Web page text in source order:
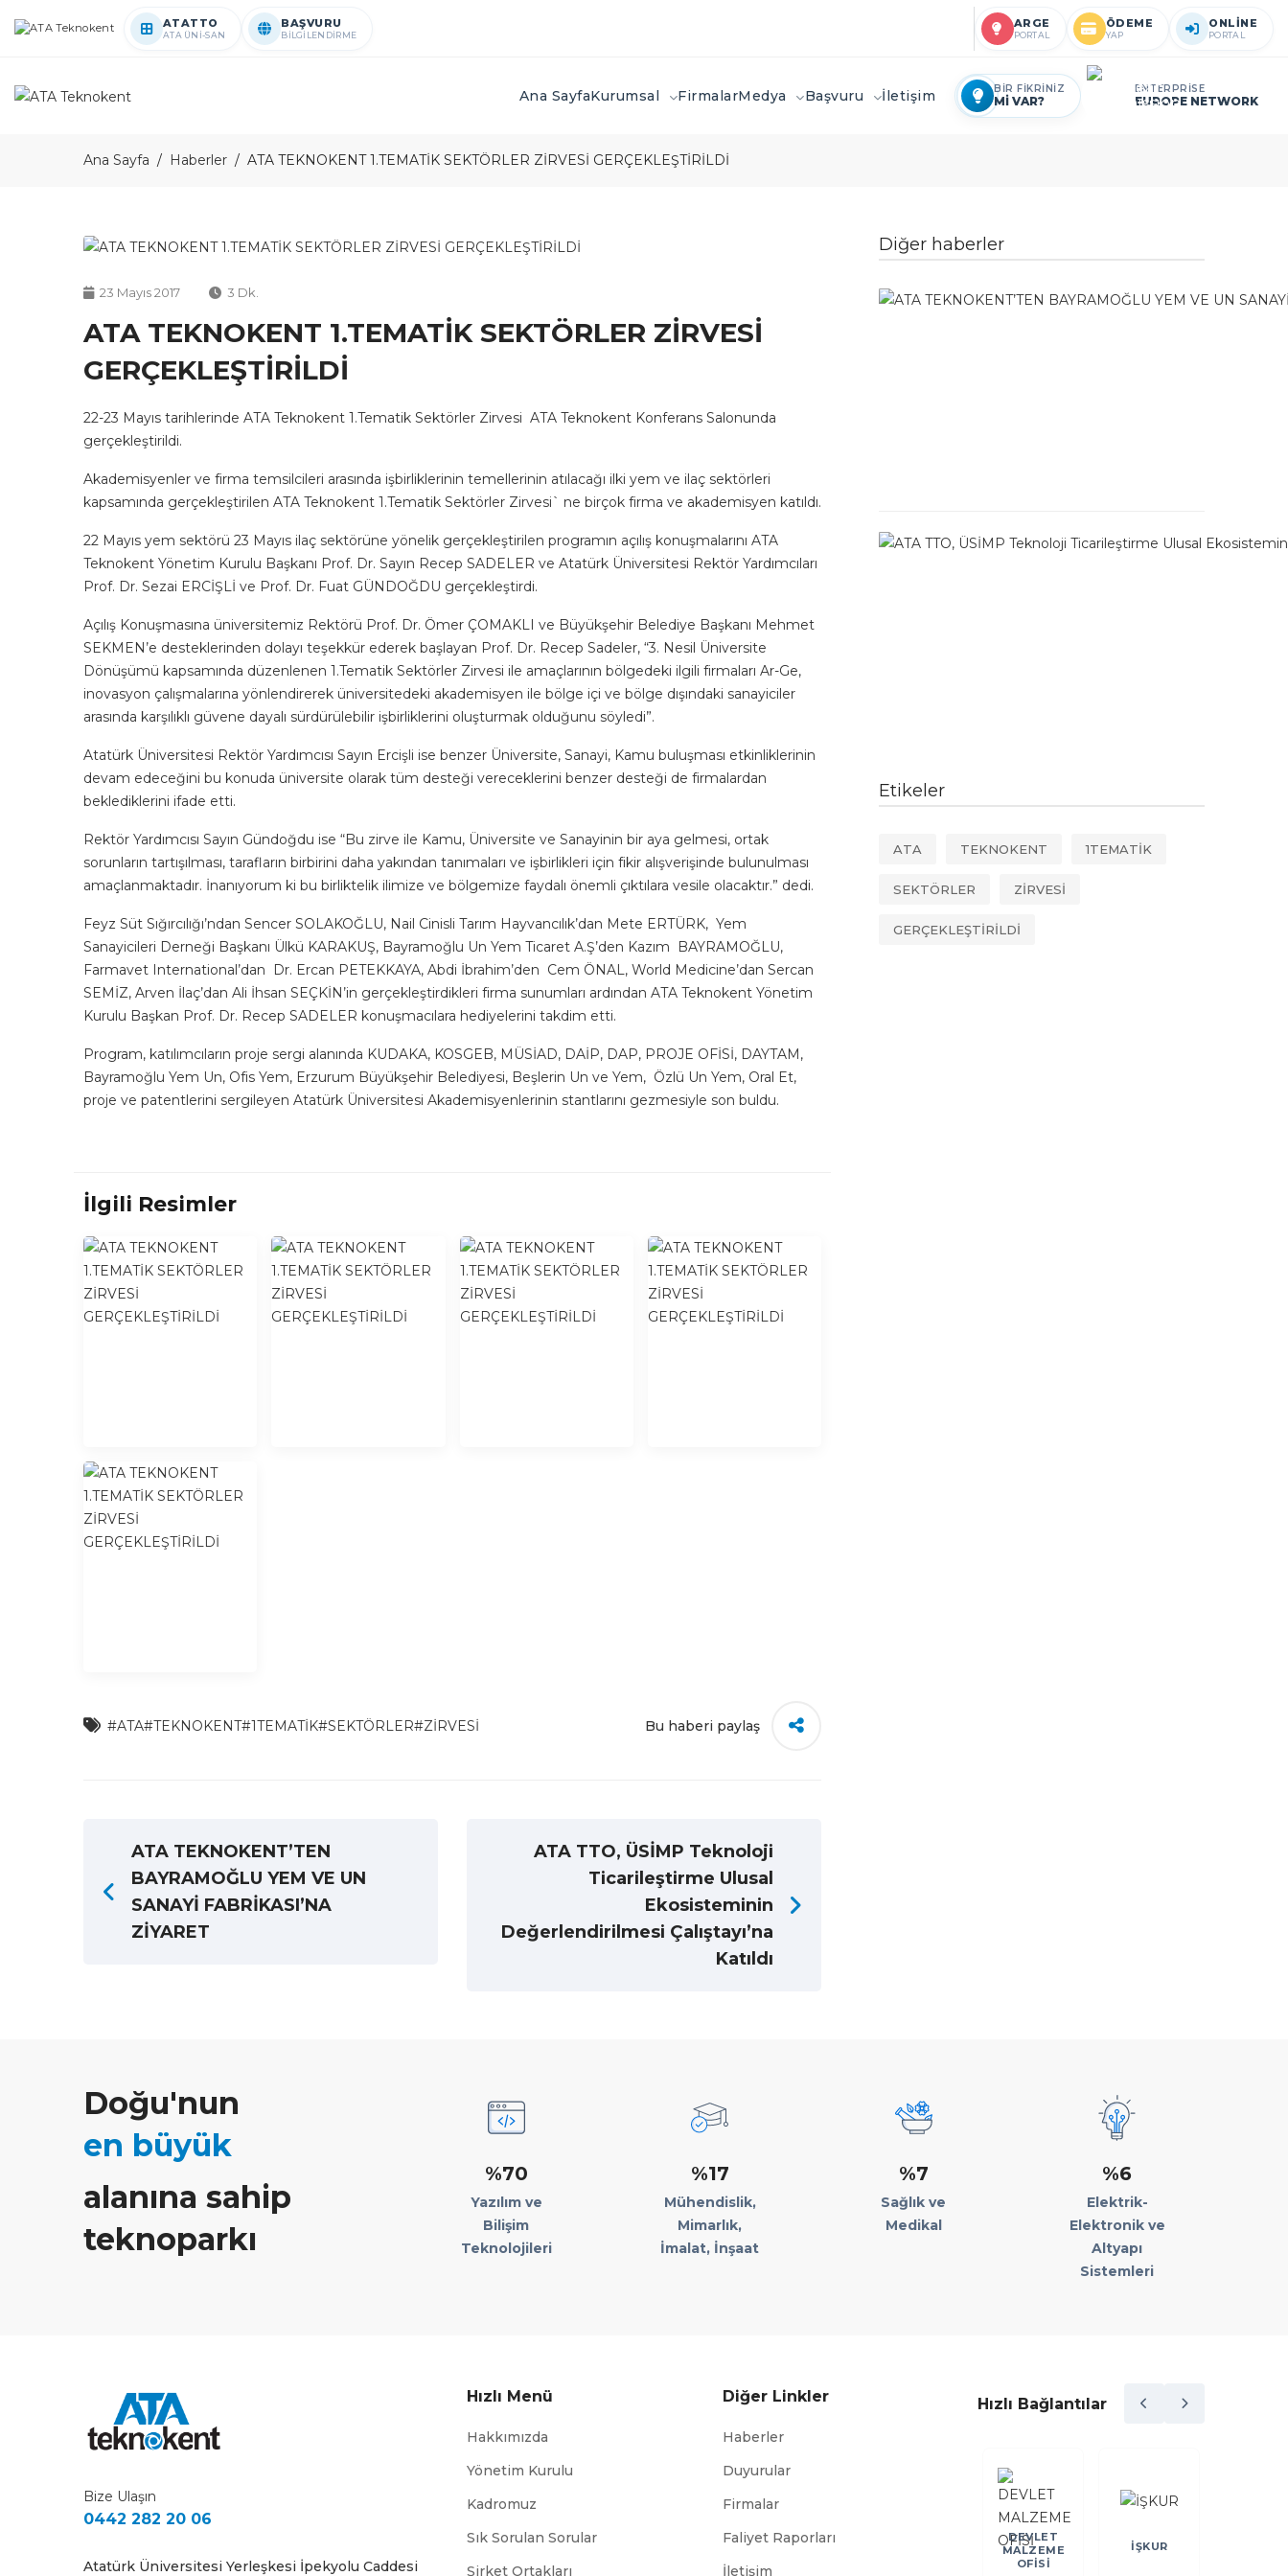
ATATTO
ATA ÜNİ-SAN
BAŞVURU
BİLGİLENDİRME
ARGE
PORTAL
ÖDEME
YAP
ONLİNE
PORTAL
Ana SayfaKurumsal FirmalarMedya Başvuru İletişim BİR FİKRİNİZ
Mİ VAR?
ENTERPRİSE
EUROPE NETWORK
Ana Sayfa Haberler ATA TEKNOKENT 1.TEMATİK SEKTÖRLER ZİRVESİ GERÇEKLEŞTİRİLDİ
23 Mayıs 2017 3 Dk.
ATA TEKNOKENT 1.TEMATİK SEKTÖRLER ZİRVESİ
GERÇEKLEŞTİRİLDİ
22-23 Mayıs tarihlerinde ATA Teknokent 1.Tematik Sektörler Zirvesi ATA Teknokent Konferans Salonunda
gerçekleştirildi.
Akademisyenler ve firma temsilcileri arasında işbirliklerinin temellerinin atılacağı ilki yem ve ilaç sektörleri
kapsamında gerçekleştirilen ATA Teknokent 1.Tematik Sektörler Zirvesi` ne birçok firma ve akademisyen katıldı.
22 Mayıs yem sektörü 23 Mayıs ilaç sektörüne yönelik gerçekleştirilen programın açılış konuşmalarını ATA
Teknokent Yönetim Kurulu Başkanı Prof. Dr. Sayın Recep SADELER ve Atatürk Üniversitesi Rektör Yardımcıları
Prof. Dr. Sezai ERCİŞLİ ve Prof. Dr. Fuat GÜNDOĞDU gerçekleştirdi.
Açılış Konuşmasına üniversitemiz Rektörü Prof. Dr. Ömer ÇOMAKLI ve Büyükşehir Belediye Başkanı Mehmet
SEKMEN’e desteklerinden dolayı teşekkür ederek başlayan Prof. Dr. Recep Sadeler, “3. Nesil Üniversite
Dönüşümü kapsamında düzenlenen 1.Tematik Sektörler Zirvesi ile amaçlarının bölgedeki ilgili firmaları Ar-Ge,
inovasyon çalışmalarına yönlendirerek üniversitedeki akademisyen ile bölge içi ve bölge dışındaki sanayiciler
arasında karşılıklı güvene dayalı sürdürülebilir işbirliklerini oluşturmak olduğunu söyledi”.
Atatürk Üniversitesi Rektör Yardımcısı Sayın Ercişli ise benzer Üniversite, Sanayi, Kamu buluşması etkinliklerinin
devam edeceğini bu konuda üniversite olarak tüm desteği vereceklerini benzer desteği de firmalardan
beklediklerini ifade etti.
Rektör Yardımcısı Sayın Gündoğdu ise “Bu zirve ile Kamu, Üniversite ve Sanayinin bir aya gelmesi, ortak
sorunların tartışılması, tarafların birbirini daha yakından tanımaları ve işbirlikleri için fikir alışverişinde bulunulması
amaçlanmaktadır. İnanıyorum ki bu birliktelik ilimize ve bölgemize faydalı önemli çıktılara vesile olacaktır.” dedi.
Feyz Süt Sığırcılığı’ndan Sencer SOLAKOĞLU, Nail Cinisli Tarım Hayvancılık’dan Mete ERTÜRK, Yem
Sanayicileri Derneği Başkanı Ülkü KARAKUŞ, Bayramoğlu Un Yem Ticaret A.Ş’den Kazım BAYRAMOĞLU,
Farmavet International’dan Dr. Ercan PETEKKAYA, Abdi İbrahim’den Cem ÖNAL, World Medicine’dan Sercan
SEMİZ, Arven İlaç’dan Ali İhsan SEÇKİN’in gerçekleştirdikleri firma sunumları ardından ATA Teknokent Yönetim
Kurulu Başkan Prof. Dr. Recep SADELER konuşmacılara hediyelerini takdim etti.
Program, katılımcıların proje sergi alanında KUDAKA, KOSGEB, MÜSİAD, DAİP, DAP, PROJE OFİSİ, DAYTAM,
Bayramoğlu Yem Un, Ofis Yem, Erzurum Büyükşehir Belediyesi, Beşlerin Un ve Yem, Özlü Un Yem, Oral Et,
proje ve patentlerini sergileyen Atatürk Üniversitesi Akademisyenlerinin stantlarını gezmesiyle son buldu.
İlgili Resimler
#ATA#TEKNOKENT#1TEMATİK#SEKTÖRLER#ZİRVESİ Bu haberi paylaş
ATA TEKNOKENT’TEN
BAYRAMOĞLU YEM VE UN
SANAYİ FABRİKASI’NA
ZİYARET
ATA TTO, ÜSİMP Teknoloji
Ticarileştirme Ulusal
Ekosisteminin
Değerlendirilmesi Çalıştayı’na
Katıldı
Diğer haberler
Etikeler
ATA TEKNOKENT 1TEMATİK
SEKTÖRLER ZİRVESİ
GERÇEKLEŞTİRİLDİ
Doğu'nun
en büyük
alanına sahip
teknoparkı
%70
Yazılım ve
Bilişim
Teknolojileri
%17
Mühendislik,
Mimarlık,
İmalat, İnşaat
%7
Sağlık ve
Medikal
%6
Elektrik-
Elektronik ve
Altyapı
Sistemleri
Bize Ulaşın
0442 282 20 06
Atatürk Üniversitesi Yerleşkesi İpekyolu Caddesi
Hızlı Menü
Hakkımızda
Yönetim Kurulu
Kadromuz
Sık Sorulan Sorular
Şirket Ortakları
Diğer Linkler
Haberler
Duyurular
Firmalar
Faliyet Raporları
İletişim
Hızlı Bağlantılar
TÜİK
DEVLET
MALZEME
OFİSİ
İŞKUR